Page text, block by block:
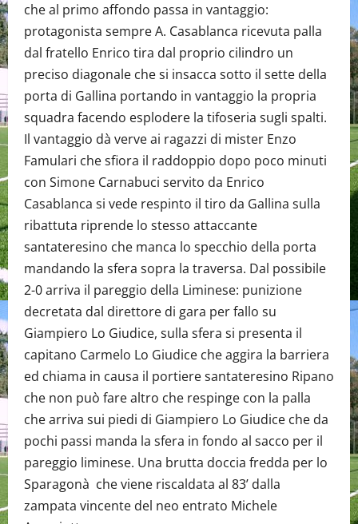
che al primo affondo passa in vantaggio:
protagonista sempre A. Casablanca ricevuta palla
dal fratello Enrico tira dal proprio cilindro un
preciso diagonale che si insacca sotto il sette della
porta di Gallina portando in vantaggio la propria
squadra facendo esplodere la tifoseria sugli spalti.
Il vantaggio dà verve ai ragazzi di mister Enzo
Famulari che sfiora il raddoppio dopo poco minuti
con Simone Carnabuci servito da Enrico
Casablanca si vede respinto il tiro da Gallina sulla
ribattuta riprende lo stesso attaccante
santateresino che manca lo specchio della porta
mandando la sfera sopra la traversa. Dal possibile
2-0 arriva il pareggio della Liminese: punizione
decretata dal direttore di gara per fallo su
Giampiero Lo Giudice, sulla sfera si presenta il
capitano Carmelo Lo Giudice che aggira la barriera
ed chiama in causa il portiere santateresino Ripano
che non può fare altro che respinge con la palla
che arriva sui piedi di Giampiero Lo Giudice che da
pochi passi manda la sfera in fondo al sacco per il
pareggio liminese. Una brutta doccia fredda per lo
Sparagonà che viene riscaldata al 83’ dalla
zampata vincente del neo entrato Michele